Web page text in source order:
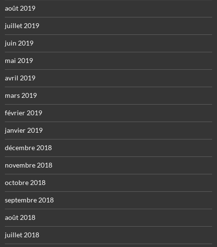
août 2019
juillet 2019
juin 2019
mai 2019
avril 2019
mars 2019
février 2019
janvier 2019
décembre 2018
novembre 2018
octobre 2018
septembre 2018
août 2018
juillet 2018